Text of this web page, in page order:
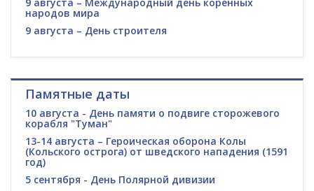
народов мира
9 августа – День строителя
Памятные даты
10 августа - День памяти о подвиге сторожевого
корабля "Туман"
13-14 августа – Героическая оборона Колы
(Кольского острога) от шведского нападения (1591
год)
5 сентября - День Полярной дивизии